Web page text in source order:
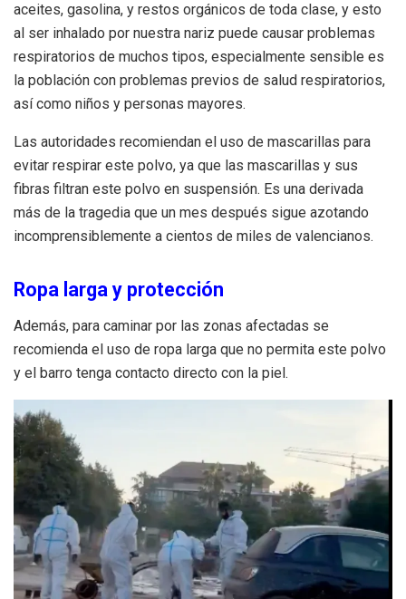
aceites, gasolina, y restos orgánicos de toda clase, y esto
al ser inhalado por nuestra nariz puede causar problemas
respiratorios de muchos tipos, especialmente sensible es
la población con problemas previos de salud respiratorios,
así como niños y personas mayores.
Las autoridades recomiendan el uso de mascarillas para
evitar respirar este polvo, ya que las mascarillas y sus
fibras filtran este polvo en suspensión. Es una derivada
más de la tragedia que un mes después sigue azotando
incomprensiblemente a cientos de miles de valencianos.
Ropa larga y protección
Además, para caminar por las zonas afectadas se
recomienda el uso de ropa larga que no permita este polvo
y el barro tenga contacto directo con la piel.